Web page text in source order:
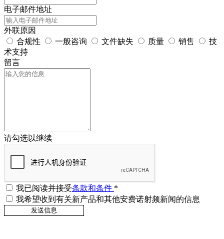
电子邮件地址
外联原因
合规性
一般咨询 文件缺失 质量 销售
技
术支持
留言
请勾选以继续
我已阅读并接受条款和条件 *
我希望收到有关新产品和其他安费诺射频新闻的信息